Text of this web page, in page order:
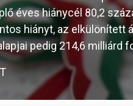
éves hiánycél 80,2
hiányt, az elkülönített
pedig 214,6 milliárd